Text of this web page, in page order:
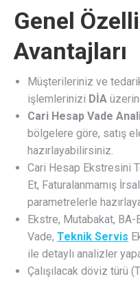
Genel
Avantajları
Müşterileriniz ve
işlemlerinizi DİA
Cari Hesap Vade
bölgelere göre, satış
hazırlayabilirsiniz.
Cari Hesap Ekstresini
Et, Faturalanmamış
parametrelerle
Ekstre, Mutabakat, BA-
Vade, Teknik Servis
ile detaylı analizler
Çalışılacak döviz türü